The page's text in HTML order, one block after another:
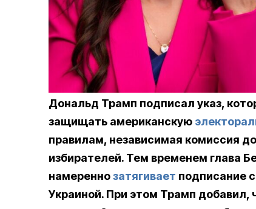
Дональд Трамп подписал указ,
защищать американскую
правилам, независимая комиссия
избирателей. Тем временем глава
намереннозатягивает подписание
Украиной. При этом Трамп добавил,